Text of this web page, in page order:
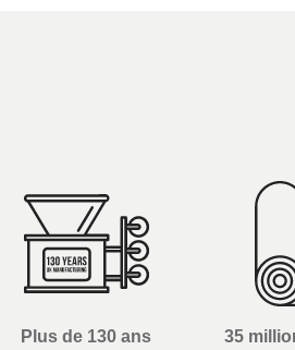
Plus de 130 ans
35